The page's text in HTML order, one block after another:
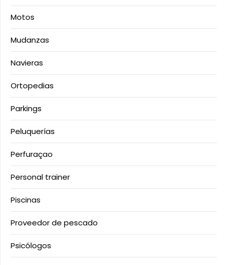
Motos
Mudanzas
Navieras
Ortopedias
Parkings
Peluquerías
Perfuraçao
Personal trainer
Piscinas
Proveedor de pescado
Psicólogos